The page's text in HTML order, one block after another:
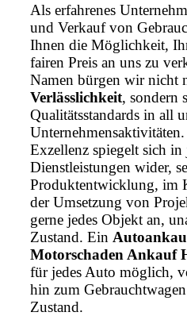
Als erfahrenes
und Verkauf von
Ihnen die Möglichkeit,
fairen Preis an uns zu
Namen bürgen wir nicht
Verlässlichkeit, sondern
Qualitätsstandards in all
Exzellenz spiegelt sich in
Dienstleistungen wider,
Produktentwicklung, im
der Umsetzung von
gerne jedes Objekt an,
Zustand. Ein
Motorschaden Ankauf
für jedes Auto möglich,
hin zum
Zustand.